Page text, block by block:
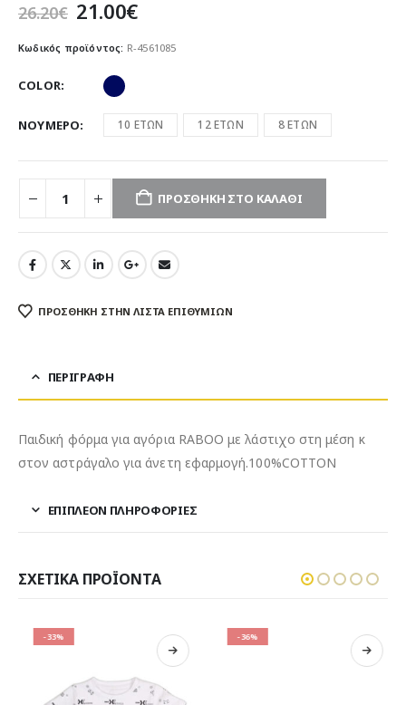
26.20€ Original
was:
26.20€.
21.00€Η
τιμή
Κωδικός προϊόντος: R-4561085
COLOR
ΝΟΥΜΕΡΟ 10 ΕΤΩΝ 12 ΕΤΩΝ 8 ΕΤΩΝ
ΠΡΟΣΘΉΚΗ ΣΤΟ ΚΑΛΆΘΙ
ΠΡΌΣΘΉΚΗ ΣΤΗΝ ΛΊΣΤΑ ΕΠΙΘΥΜΙΏΝ
ΠΕΡΙΓΡΑΦΉ
Παιδική φόρμα για αγόρια RABOO με λάστιχο στη μέση κ
στον αστράγαλο για άνετη εφαρμογή.100%COTTON
ΕΠΙΠΛΈΟΝ ΠΛΗΡΟΦΟΡΊΕΣ
ΣΧΕΤΙΚΆ ΠΡΟΪΌΝΤΑ
-33% -36%